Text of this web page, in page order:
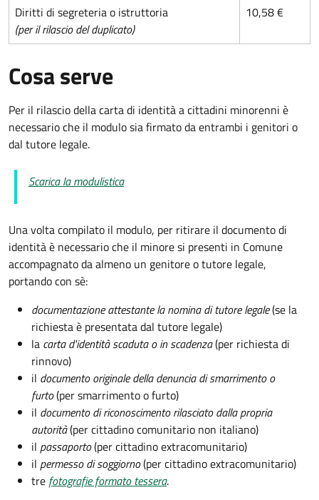
Diritti di segreteria o istruttoria
(per il rilascio del duplicato)
10,58 €
Cosa serve
Per il rilascio della carta di identità a cittadini minorenni è
necessario che il modulo sia firmato da entrambi i genitori o
dal tutore legale.
Scarica la modulistica
Una volta compilato il modulo, per ritirare il documento di
identità è necessario che il minore si presenti in Comune
accompagnato da almeno un genitore o tutore legale,
portando con sè:
documentazione attestante la nomina di tutore legale(se la
richiesta è presentata dal tutore legale)
la carta d'identità scaduta o in scadenza(per richiesta di
rinnovo)
il documento originale della denuncia di smarrimento o
furto(per smarrimento o furto)
il documento di riconoscimento rilasciato dalla propria
autorità(per cittadino comunitario non italiano)
il passaporto(per cittadino extracomunitario)
il permesso di soggiorno(per cittadino extracomunitario)
tre fotografie formato tessera.